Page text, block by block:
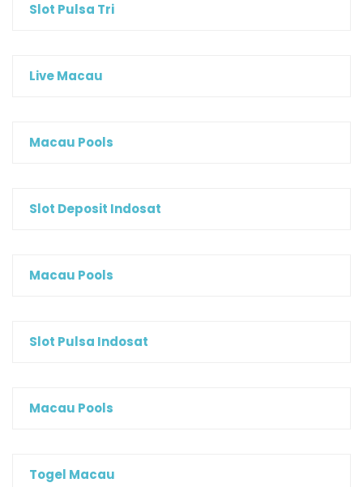
Slot Pulsa Tri
Live Macau
Macau Pools
Slot Deposit Indosat
Macau Pools
Slot Pulsa Indosat
Macau Pools
Togel Macau